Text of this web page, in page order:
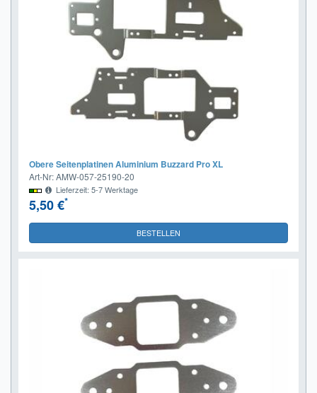
Obere Seitenplatinen Aluminium Buzzard Pro XL
Art-Nr: AMW-057-25190-20
Lieferzeit: 5-7 Werktage
5,50 €*
BESTELLEN